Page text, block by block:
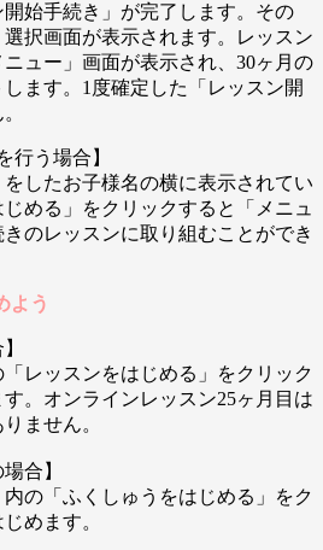
始手続き」が完了します。その
択画面が表示されます。レッスン
ュー」画面が表示され、30ヶ月の
ます。1度確定した「レッスン開
行う場合】
をしたお子様名の横に表示されてい
める」をクリックすると「メニュ
のレッスンに取り組むことができ
よう
「レッスンをはじめる」をクリック
。オンラインレッスン25ヶ月目は
ません。
合】
内の「ふくしゅうをはじめる」をク
めます。